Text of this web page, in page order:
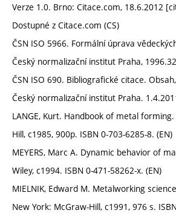
Verze 1.0. Brno: Citace.com, 18.6.2012
Dostupné z Citace.com (CS)
ČSN ISO 5966. Formální úprava
Český normalizační institut Praha,
ČSN ISO 690. Bibliografické citace.
Český normalizační institut Praha.
LANGE, Kurt. Handbook of metal
Hill, c1985, 900p. ISBN 0-703-6285-8. (EN)
MEYERS, Marc A. Dynamic behavior of
Wiley, c1994. ISBN 0-471-58262-x. (EN)
MIELNIK, Edward M. Metalworking
New York: McGraw-Hill, c1991, 976 s.